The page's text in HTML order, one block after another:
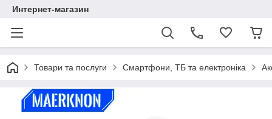
Интернет-магазин
Товари та послуги Смартфони, ТБ та електроніка